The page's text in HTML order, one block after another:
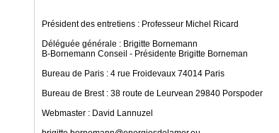
Président des entretiens : Professeur Michel Ricard
Déléguée générale : Brigitte Bornemann
B-Bornemann Conseil - Présidente Brigitte Borneman
Bureau de Paris : 4 rue Froidevaux 74014 Paris
Bureau de Brest : 38 route de Leurvean 29840 Porspoder
Webmaster : David Lannuzel